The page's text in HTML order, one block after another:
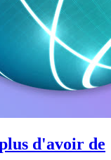
d'avoir de